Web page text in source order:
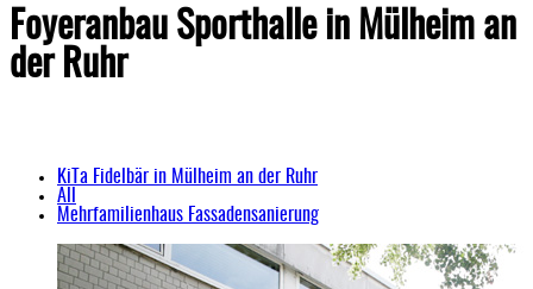
Foyeranbau Sporthalle in Mülheim an
der Ruhr
KiTa Fidelbär in Mülheim an der Ruhr
All
Mehrfamilienhaus Fassadensanierung